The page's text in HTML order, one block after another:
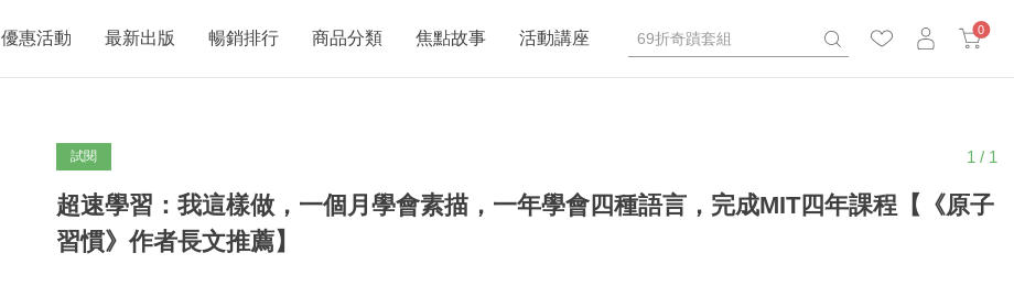
0
優惠活動 最新出版 暢銷排行 商品分類 焦點故事 活動講座
試閱 1 / 1
超速學習：我這樣做，一個月學會素描，一年學會四種語言，完成MIT四年課程【《原子
習慣》作者長文推薦】